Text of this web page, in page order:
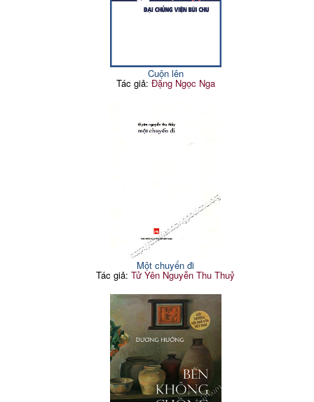
Cuộn lên
Tác giả: Đặng Ngọc Nga
Một chuyến đi
Tác giả:Tử Yên Nguyễn Thu Thuỷ